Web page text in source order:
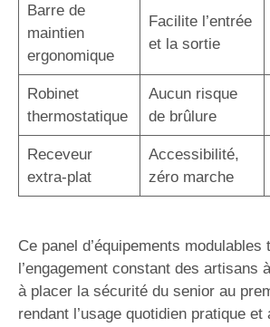
Barre de
maintien
ergonomique
Facilite l’entrée
et la sortie
Robinet
thermostatique
Aucun risque
de brûlure
Receveur
extra-plat
Accessibilité,
zéro marche
Ce panel d’équipements modulables
l’engagement constant des artisans
à placer la sécurité du senior au
rendant l’usage quotidien pratique et